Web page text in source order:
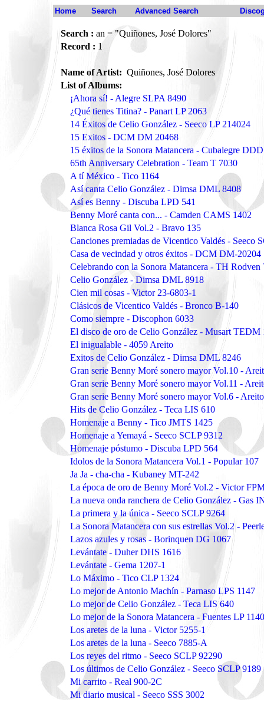
Home Search Advanced Search
Search : an = "Quiñones, José Dolores"
Record : 1
Name of Artist: Quiñones, José Dolores
List of Albums:
¡Ahora sí! - Alegre SLPA 8490
¿Qué tienes Titina? - Panart LP 2063
14 Éxitos de Celio González - Seeco LP 214024
15 Exitos - DCM DM 20468
15 éxitos de la Sonora Matancera - Cubalegre
65th Anniversary Celebration - Team T 7030
A tí México - Tico 1164
Así canta Celio González - Dimsa DML 8408
Así es Benny - Discuba LPD 541
Benny Moré canta con... - Camden CAMS 1402
Blanca Rosa Gil Vol.2 - Bravo 135
Canciones premiadas de Vicentico Valdés - Seeco
Casa de vecindad y otros éxitos - DCM DM-20204
Celebrando con la Sonora Matancera - TH
Celio González - Dimsa DML 8918
Cien mil cosas - Victor 23-6803-1
Clásicos de Vicentico Valdés - Bronco B-140
Como siempre - Discophon 6033
El disco de oro de Celio González - Musart TEDM
El inigualable - 4059 Areito
Exitos de Celio González - Dimsa DML 8246
Gran serie Benny Moré sonero mayor Vol.10 -
Gran serie Benny Moré sonero mayor Vol.11 -
Gran serie Benny Moré sonero mayor Vol.6 -
Hits de Celio González - Teca LIS 610
Homenaje a Benny - Tico JMTS 1425
Homenaje a Yemayá - Seeco SCLP 9312
Homenaje póstumo - Discuba LPD 564
Idolos de la Sonora Matancera Vol.1 - Popular 107
Ja Ja - cha-cha - Kubaney MT-242
La época de oro de Benny Moré Vol.2 - Victor
La nueva onda ranchera de Celio González - Gas
La primera y la única - Seeco SCLP 9264
La Sonora Matancera con sus estrellas Vol.2 -
Lazos azules y rosas - Borinquen DG 1067
Levántate - Duher DHS 1616
Levántate - Gema 1207-1
Lo Máximo - Tico CLP 1324
Lo mejor de Antonio Machín - Parnaso LPS 1147
Lo mejor de Celio González - Teca LIS 640
Lo mejor de la Sonora Matancera - Fuentes LP
Los aretes de la luna - Victor 5255-1
Los aretes de la luna - Seeco 7885-A
Los reyes del ritmo - Seeco SCLP 92290
Los últimos de Celio González - Seeco SCLP 9189
Mi carrito - Real 900-2C
Mi diario musical - Seeco SSS 3002